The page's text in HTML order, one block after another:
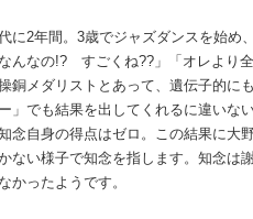
に2年間。3歳でジャズダンスを始め
んなの!? すごくね??」「オレより
銅メダリストとあって、遺伝子的に
」でも結果を出してくれるに違いな
念自身の得点はゼロ。この結果に大
い様子で知念を指します。知念は
かったようです。